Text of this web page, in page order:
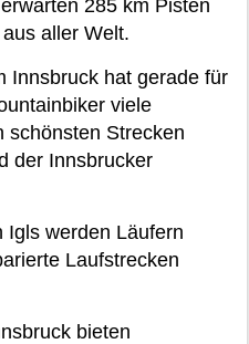
285 km Pisten
aller Welt.
Innsbruck hat gerade für
viele
schönsten Strecken
der Innsbrucker
Igls werden Läufern
Laufstrecken
bieten